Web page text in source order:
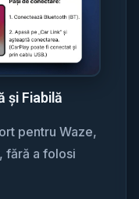
și Fiabilă
pentru Waze,
fără a folosi